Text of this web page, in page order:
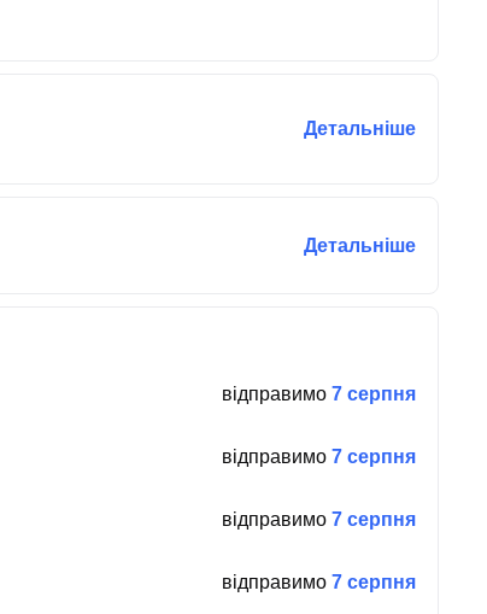
Детальніше
Детальніше
відправимо 7 серпня
відправимо 7 серпня
відправимо 7 серпня
відправимо 7 серпня